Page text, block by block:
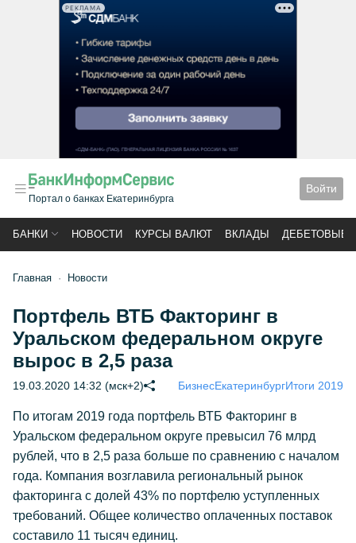
РЕКЛАМА
Портал о банках Екатеринбурга
Войти
БАНКИ НОВОСТИ КУРСЫ ВАЛЮТ ВКЛАДЫ ДЕБЕТОВЫЕ
Главная Новости
Портфель ВТБ Факторинг в
Уральском федеральном округе
вырос в 2,5 раза
19.03.2020 14:32 (мск+2) БизнесЕкатеринбургИтоги 2019
По итогам 2019 года портфель ВТБ Факторинг в
Уральском федеральном округе превысил 76 млрд
рублей, что в 2,5 раза больше по сравнению с началом
года. Компания возглавила региональный рынок
факторинга с долей 43% по портфелю уступленных
требований. Общее количество оплаченных поставок
составило 11 тысяч единиц.